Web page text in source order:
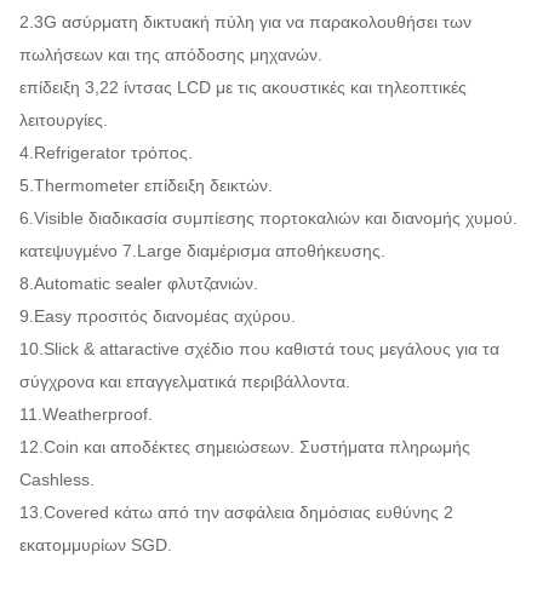
2.3G ασύρματη δικτυακή πύλη για να παρακολουθήσει των
πωλήσεων και της απόδοσης μηχανών.
επίδειξη 3,22 ίντσας LCD με τις ακουστικές και τηλεοπτικές
λειτουργίες.
4.Refrigerator τρόπος.
5.Thermometer επίδειξη δεικτών.
6.Visible διαδικασία συμπίεσης πορτοκαλιών και διανομής χυμού.
κατεψυγμένο 7.Large διαμέρισμα αποθήκευσης.
8.Automatic sealer φλυτζανιών.
9.Easy προσιτός διανομέας αχύρου.
10.Slick & attaractive σχέδιο που καθιστά τους μεγάλους για τα
σύγχρονα και επαγγελματικά περιβάλλοντα.
11.Weatherproof.
12.Coin και αποδέκτες σημειώσεων. Συστήματα πληρωμής
Cashless.
13.Covered κάτω από την ασφάλεια δημόσιας ευθύνης 2
εκατομμυρίων SGD.